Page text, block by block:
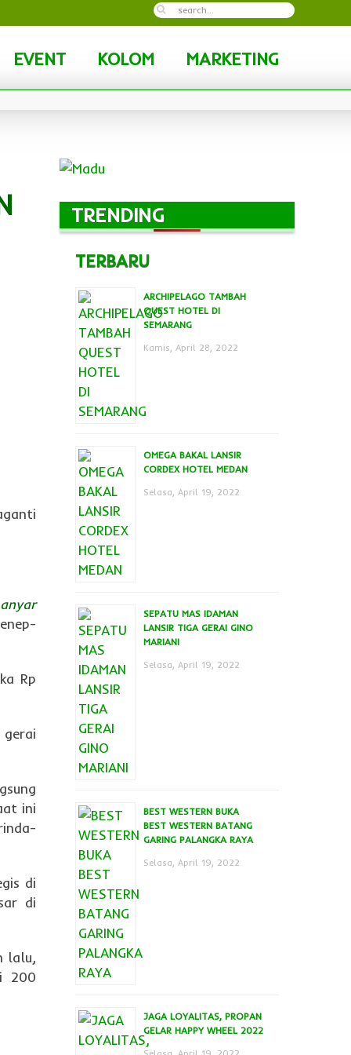
EVENT KOLOM MARKETING
anyar
Rp
ini
di
di
lalu,
200
TRENDING
TERBARU
ARCHIPELAGO TAMBAH
QUEST HOTEL DI
SEMARANG
Kamis, April 28, 2022
OMEGA BAKAL LANSIR
CORDEX HOTEL MEDAN
Selasa, April 19, 2022
SEPATU MAS IDAMAN
LANSIR TIGA GERAI GINO
MARIANI
Selasa, April 19, 2022
BEST WESTERN BUKA
BEST WESTERN BATANG
GARING PALANGKA RAYA
Selasa, April 19, 2022
JAGA LOYALITAS, PROPAN
GELAR HAPPY WHEEL 2022